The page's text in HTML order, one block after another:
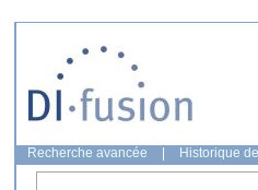
Recherche avancée Historique